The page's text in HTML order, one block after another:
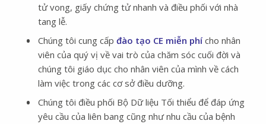
tử vong, giấy chứng tử nhanh và điều phối với nhà
tang lễ.
Chúng tôi cung cấp đào tạo CE miễn phícho nhân
viên của quý vị về vai trò của chăm sóc cuối đời và
chúng tôi giáo dục cho nhân viên của mình về cách
làm việc trong các cơ sở điều dưỡng.
Chúng tôi điều phối Bộ Dữ liệu Tối thiểu để đáp ứng
yêu cầu của liên bang cũng như nhu cầu của bệnh